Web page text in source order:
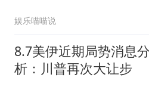
娱乐喵喵说
8.7美伊近期局势消息分
析：川普再次大让步